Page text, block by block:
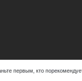
первым, кто